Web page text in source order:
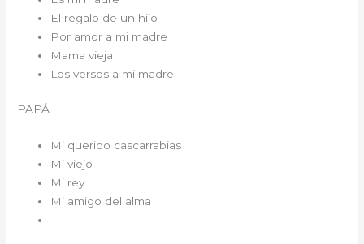
El regalo de un hijo
Por amor a mi madre
Mama vieja
Los versos a mi madre
PAPÁ
Mi querido cascarrabias
Mi viejo
Mi rey
Mi amigo del alma